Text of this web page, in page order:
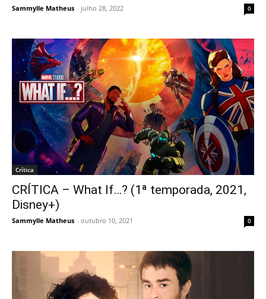
Sammylle Matheus - julho 28, 2022 0
Crítica
CRÍTICA – What If…? (1ª temporada, 2021,
Disney+)
Sammylle Matheus - outubro 10, 2021 0